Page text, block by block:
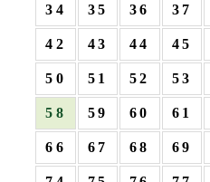
34 35 36 37
42 43 44 45
50 51 52 53
58 59 60 61
66 67 68 69